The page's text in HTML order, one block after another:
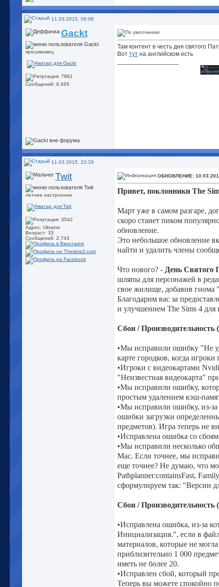
11.03.2015, 09:08
Gackt
просимовец
Сообщений: 6,695
Там контент в честь дня святого
Вот тут на английском есть
11.03.2015, 23:29
Twit
летнее настроение
Адрес: Ukraine
Возраст: 33
Сообщений: 2,743
ОБНОВЛЕНИЕ:
Привет, поклонники The
Март уже в самом разгаре,
скоро станет пиком
обновление.
Это небольшое обновление
найти и удалить члены
Что нового? - День Святого
шляпы для персонажей в
свое жилище, добавив
Благодарим вас за
и улучшением The Sims 4 для
Сбои / Производительность
•Мы исправили ошибку "Не
карте городков, когда игроки
•Игроки с видеокартами
"Неизвестная видеокарта"
•Мы исправили ошибку,
простым удалением кэш-
•Мы исправили ошибку, из-за
ошибки загрузки
предметов). Игра теперь не
•Исправлена ошибка со
•Мы исправили несколько
Mac. Если точнее, мы
еще точнее? Не думаю, что
Pathplanner:containsFast,
сформулируем так: "Версии
Сбои / Производительность
•Исправлена ошибка, из-за
Инициализация.", если в
материалов, которые не
приблизительно 1 000
иметь не более 20.
•Исправлен сбой, который
Теперь вы можете спокойно